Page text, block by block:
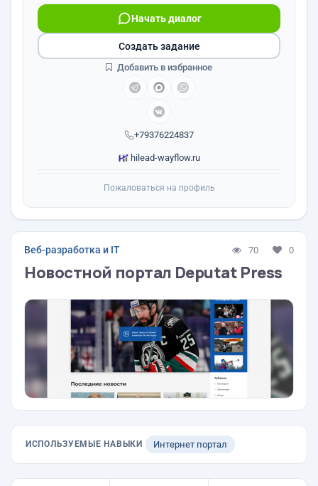
+79376224837
Начать диалог
hilead-wayflow.ru
Создать задание
Добавить в избранное
Пожаловаться на профиль
Веб-разработка и IT 70 0
Новостной портал Deputat Press
ИСПОЛЬЗУЕМЫЕ НАВЫКИ Интернет портал